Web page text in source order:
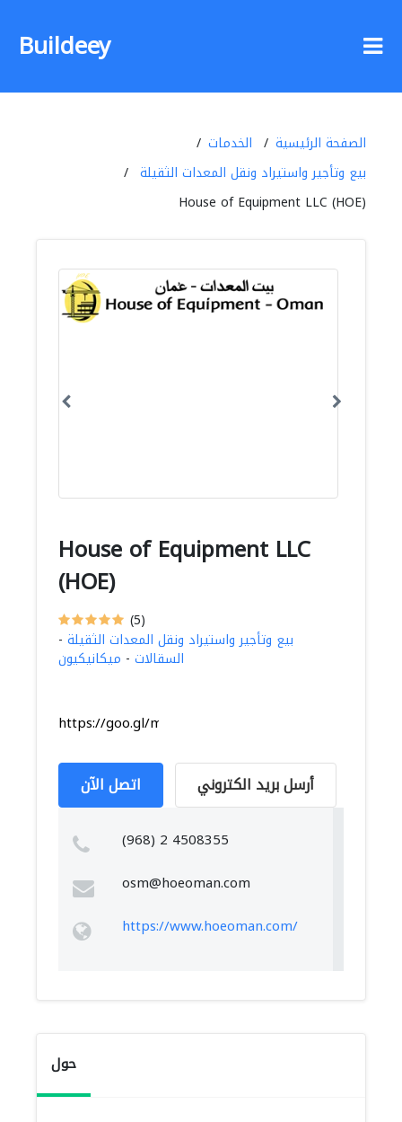
Buildeey
الصفحة الرئيسية
الخدمات
بيع وتأجير واستيراد ونقل المعدات الثقيلة
House of Equipment LLC (HOE)
House of Equipment LLC
(HOE)
(5)
بيع وتأجير واستيراد ونقل المعدات الثقيلة -
السقالات - ميكانيكيون
https://goo.gl/maps/9CmmDD22oU7ym7iu9
اتصل الآن أرسل بريد الكتروني
(968) 2 4508355
osm@hoeoman.com
https://www.hoeoman.com/
حول